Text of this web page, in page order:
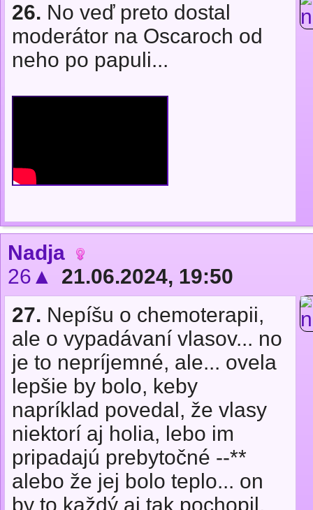
26. No veď preto dostal
moderátor na Oscaroch od
neho po papuli...
Nadja
26▲
21.06.2024, 19:50
27. Nepíšu o chemoterapii,
ale o vypadávaní vlasov... no
je to nepríjemné, ale... ovela
lepšie by bolo, keby
napríklad povedal, že vlasy
niektorí aj holia, lebo im
pripadajú prebytočné --**
alebo že jej bolo teplo... on
by to každý aj tak pochopil,